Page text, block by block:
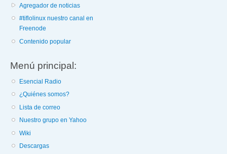
Agregador de noticias
#tiflolinux nuestro canal en
Freenode
Contenido popular
Menú principal:
Esencial Radio
¿Quiénes somos?
Lista de correo
Nuestro grupo en Yahoo
Wiki
Descargas